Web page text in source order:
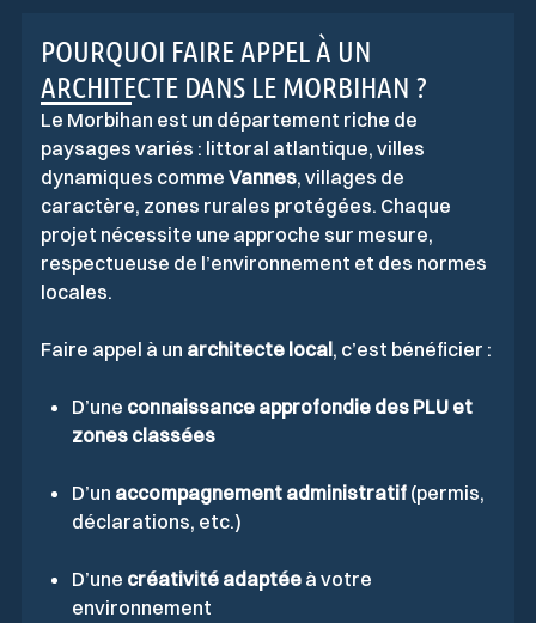
POURQUOI FAIRE APPEL À UN
ARCHITECTE DANS LE MORBIHAN ?
Le Morbihan est un département riche de
paysages variés : littoral atlantique, villes
dynamiques commeVannes, villages de
caractère, zones rurales protégées. Chaque
projet nécessite une approche sur mesure,
respectueuse de l’environnement et des normes
locales.
Faire appel à un architecte local, c’est bénéficier :
D’une connaissance approfondie des PLU et
zones classées
D’un accompagnement administratif (permis,
déclarations, etc.)
D’une créativité adaptée à votre
environnement